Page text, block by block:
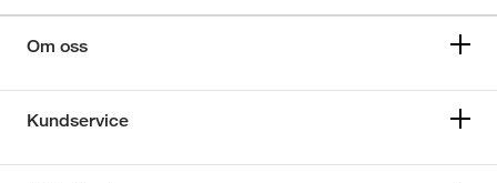
Om oss
Kundservice